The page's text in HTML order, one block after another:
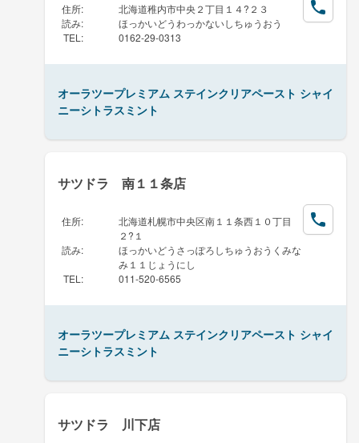
住所:
北海道稚内市中央２丁目１４?２３
読み:
ほっかいどうわっかないしちゅうおう
TEL : 0162-29-0313
オーラツープレミアム ステインクリアペースト シャイ
ニーシトラスミント
サツドラ 南１１条店
住所:
北海道札幌市中央区南１１条西１０丁目
２?１
読み:
ほっかいどうさっぽろしちゅうおうくみな
み１１じょうにし
TEL : 011-520-6565
オーラツープレミアム ステインクリアペースト シャイ
ニーシトラスミント
サツドラ 川下店